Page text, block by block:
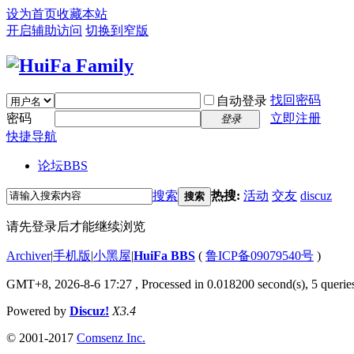
设为首页收藏本站
开启辅助访问 切换到窄版
自动登录 找回密码
密码
登录
立即注册
快捷导航
论坛BBS
搜索 搜索 热搜: 活动 交友 discuz
请先登录后才能继续浏览
Archiver|手机版|小黑屋|HuiFa BBS ( 鲁ICP备09079540号 )
GMT+8, 2026-8-6 17:27 , Processed in 0.018200 second(s), 5
Powered by Discuz! X3.4
© 2001-2017 Comsenz Inc.